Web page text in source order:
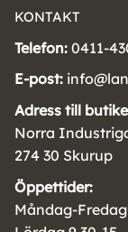
KONTAKT
Telefon: 0411-
E-post:
Adress till
Norra
274 30 Skurup
Öppettider:
Måndag-